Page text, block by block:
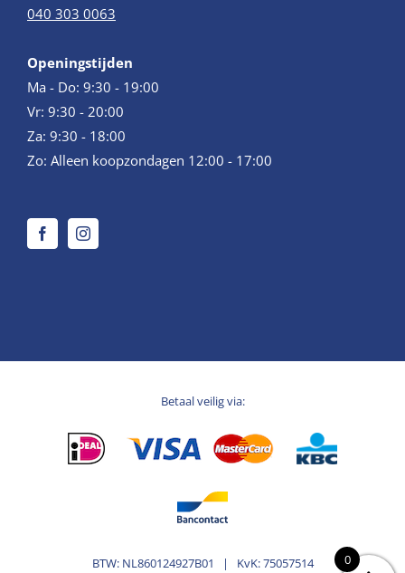
040 303 0063
Openingstijden
Ma - Do: 9:30 - 19:00
Vr: 9:30 - 20:00
Za: 9:30 - 18:00
Zo: Alleen koopzondagen 12:00 - 17:00
Betaal veilig via:
BTW: NL860124927B01 | KvK: 75057514 0